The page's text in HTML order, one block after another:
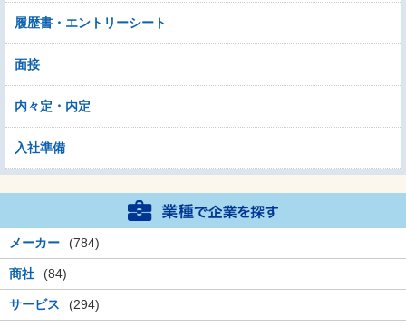
履歴書・エントリーシート
面接
内々定・内定
入社準備
メーカー (784)
商社 (84)
サービス (294)